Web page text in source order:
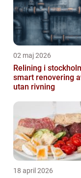
02 maj 2026
Relining i
smart renovering
utan rivning
18 april 2026